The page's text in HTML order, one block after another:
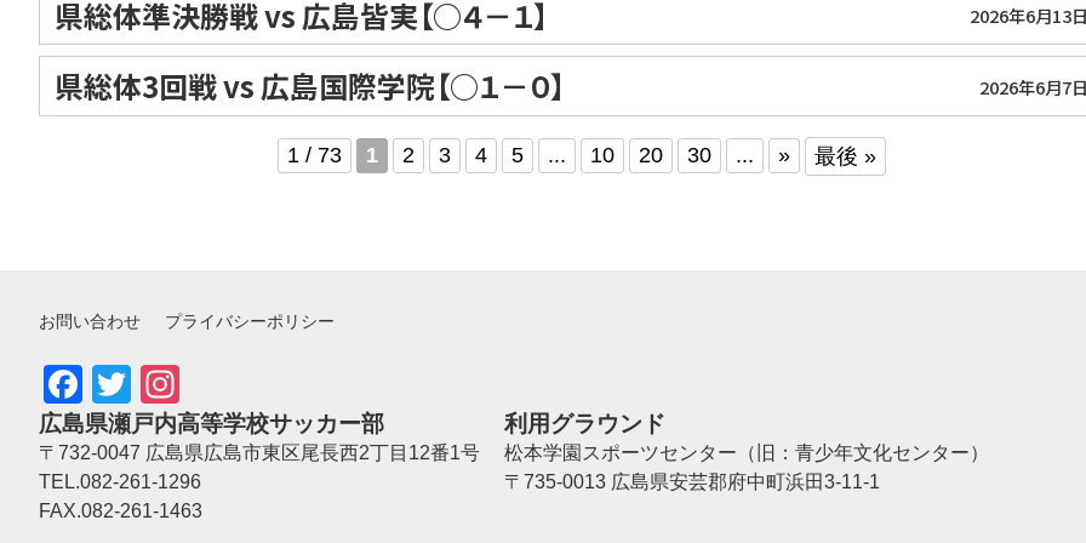
県総体準決勝戦 vs 広島皆実【○４－１】 2026年6月13
県総体3回戦 vs 広島国際学院【○１－０】 2026年6月7
1 / 73 1 2 3 4 5 ... 10 20 30 ... » 最後 »
お問い合わせ プライバシーポリシー
Facebook
Twitter
広島県瀬戸内高等学校サッカー部
〒732-0047 広島県広島市東区尾長西2丁目12番1号
TEL.082-261-1296
FAX.082-261-1463
利用グラウンド
松本学園スポーツセンター（旧：青少年文化センター）
〒735-0013 広島県安芸郡府中町浜田3-11-1